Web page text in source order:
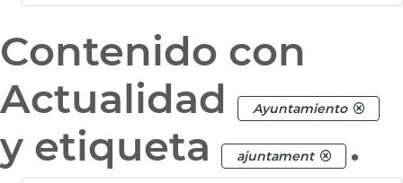
Contenido con
Actualidad
Ayuntamiento
y etiqueta ajuntament .